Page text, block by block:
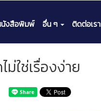
งสือพิมพ์ อื่น ๆ ติดต่อเรา
ใช่เรื่องง่าย